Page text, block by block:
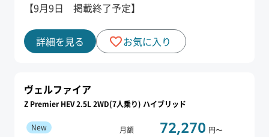
【9月9日 掲載終了予定】
詳細を見る お気に入り
ヴェルファイア
Z Premier HEV 2.5L 2WD(7人乗り) ハイブリッド
New 月額 72,270 円〜